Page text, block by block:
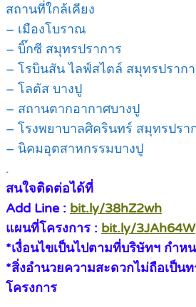
สถานที่ใกล้เคียง
– เมืองโบราณ
– บิ๊กซี สมุทรปราการ
– โรบินสัน ไลฟ์สไตล์ สมุทรปราก
– โลตัส บางปู
– สถานตากอากาศบางปู
– โรงพยาบาลศิครินทร์ สมุทรปรา
– นิคมอุตสาหกรรมบางปู
.
สนใจติดต่อได้ที่
Add Line : bit.ly/38hZ2wh
แผนที่โครงการ : bit.ly/3JAh64W
*เงื่อนไขเป็นไปตามที่บริษัทฯ กำห
*สิ่งอำนวยความสะดวกไม่ถือเป็น
โครงการ